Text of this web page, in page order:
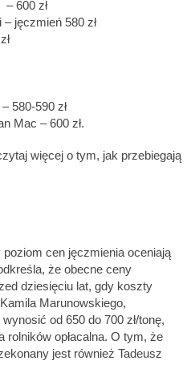
600 zł
jęczmień 580 zł
580-590 zł
Mac – 600 zł.
więcej o tym, jak przebiegają
cen jęczmienia oceniają
że obecne ceny
dziesięciu lat, gdy koszty
Marunowskiego,
od 650 do 700 zł/tonę,
rolników opłacalna. O tym, że
jest również Tadeusz